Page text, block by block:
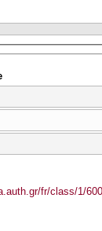
fr/class/1/